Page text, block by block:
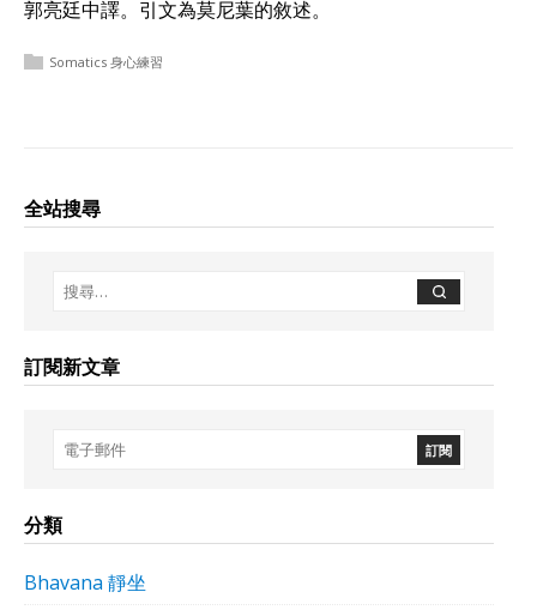
郭亮廷中譯。引文為莫尼葉的敘述。
Somatics 身心練習
全站搜尋
訂閱新文章
分類
Bhavana 靜坐